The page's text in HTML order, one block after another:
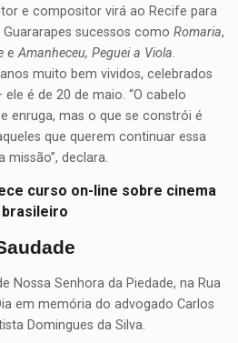
e compositor virá ao Recife para
sucessos como Romaria,
eAmanheceu, Peguei a Viola.
muito bem vividos, celebrados
é de 20 de maio. “O cabelo
enruga, mas o que se constrói é
que querem continuar essa
missão”, declara.
curso on-line sobre cinema
brasileiro
Nossa Senhora da Piedade, na Rua
em memória do advogado Carlos
Domingues da Silva.